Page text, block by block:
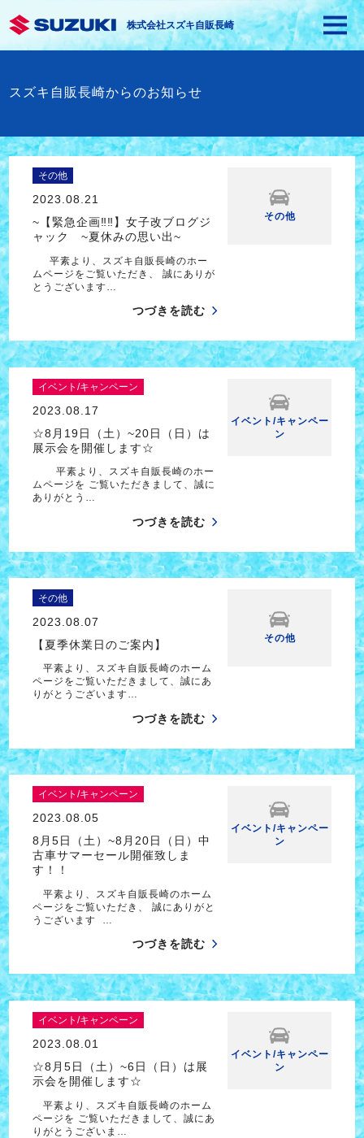
株式会社スズキ自販長崎
スズキ自販長崎からのお知らせ
その他
2023.08.21
~【緊急企画‼‼】女子改ブログジ
ャック ~夏休みの思い出~
平素より、スズキ自販長崎のホー
ムページをご覧いただき、 誠にありが
とうございます…
つづきを読む
その他
イベント/キャンペーン
2023.08.17
☆8月19日（土）~20日（日）は
展示会を開催します☆
平素より、スズキ自販長崎のホー
ムページを ご覧いただきまして、誠に
ありがとう…
つづきを読む
イベント/キャンペー
ン
その他
2023.08.07
【夏季休業日のご案内】
平素より、スズキ自販長崎のホーム
ページをご覧いただきまして、誠にあ
りがとうございます…
つづきを読む
その他
イベント/キャンペーン
2023.08.05
8月5日（土）~8月20日（日）中
古車サマーセール開催致しま
す！！
平素より、スズキ自販長崎のホーム
ページをご覧いただき、 誠にありがと
うございます …
つづきを読む
イベント/キャンペー
ン
イベント/キャンペーン
2023.08.01
☆8月5日（土）~6日（日）は展
示会を開催します☆
平素より、スズキ自販長崎のホーム
ページを ご覧いただきまして、誠にあ
りがとうございま…
イベント/キャンペー
ン